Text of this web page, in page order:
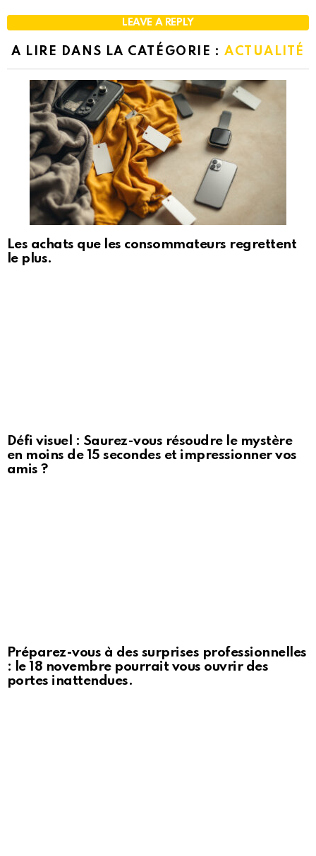
LEAVE A REPLY
A LIRE DANS LA CATÉGORIE : ACTUALITÉ
Les achats que les consommateurs regrettent
le plus.
Défi visuel : Saurez-vous résoudre le mystère
en moins de 15 secondes et impressionner vos
amis ?
Préparez-vous à des surprises professionnelles
: le 18 novembre pourrait vous ouvrir des
portes inattendues.